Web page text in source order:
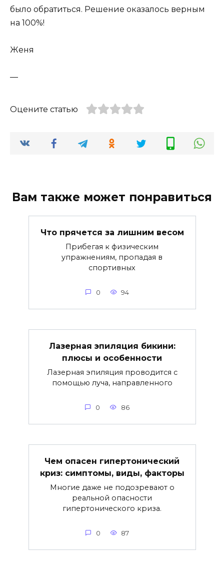
было обратиться. Решение оказалось верным
на 100%!
Женя
—
Оцените статью
Вам также может понравиться
Что прячется за лишним весом
Прибегая к физическим
упражнениям, пропадая в
спортивных
0 94
Лазерная эпиляция бикини:
плюсы и особенности
Лазерная эпиляция проводится с
помощью луча, направленного
0 86
Чем опасен гипертонический
криз: симптомы, виды, факторы
Многие даже не подозревают о
реальной опасности
гипертонического криза.
0 87